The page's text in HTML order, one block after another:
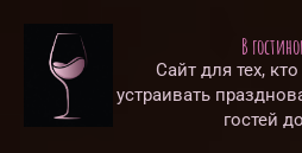
контенту
В
Сайт для тех,
устраивать
гостей